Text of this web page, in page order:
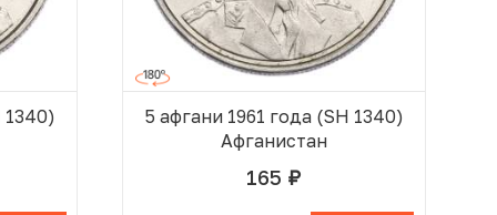
1340)
5 афгани 1961 года (SH 1340)
Афганистан
165 руб.